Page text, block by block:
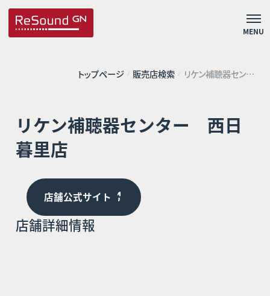
MENU
トップページ 販売店検索 リケン補聴器センタ
ー 西日暮里店
リケン補聴器センター 西日
暮里店
店舗公式サイト
店舗詳細情報